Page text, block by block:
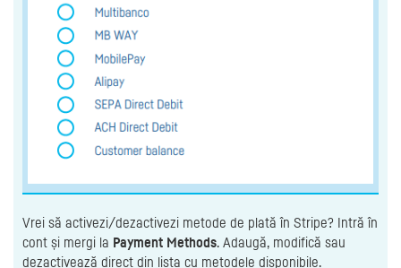
Vrei să activezi/dezactivezi metode de plată în Stripe? Intră în
cont și mergi la Payment Methods. Adaugă, modifică sau
dezactivează direct din lista cu metodele disponibile.